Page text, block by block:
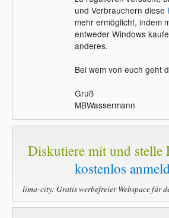
und Verbrauchern diese
mehr ermöglicht, indem
entweder Windows
anderes.
Bei wem von euch geht
Gruß
MBWassermann
Diskutiere mit und stelle
kostenlos
lima-city: Gratis werbefreier Webspace für